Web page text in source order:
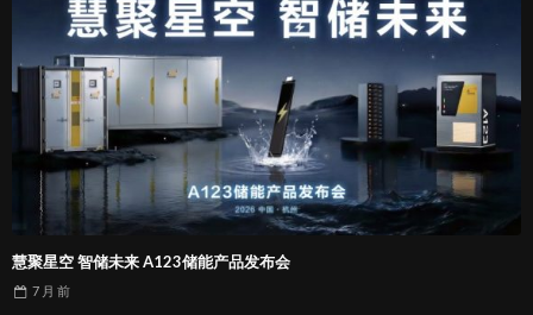
慧聚星空 智储未来 A123储能产品发布会
7 月 前